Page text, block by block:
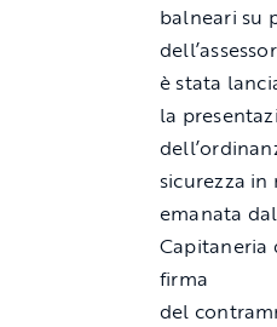
balneari su
è stata
la
sicurezza in
emanata
Capitaneria
firma
del